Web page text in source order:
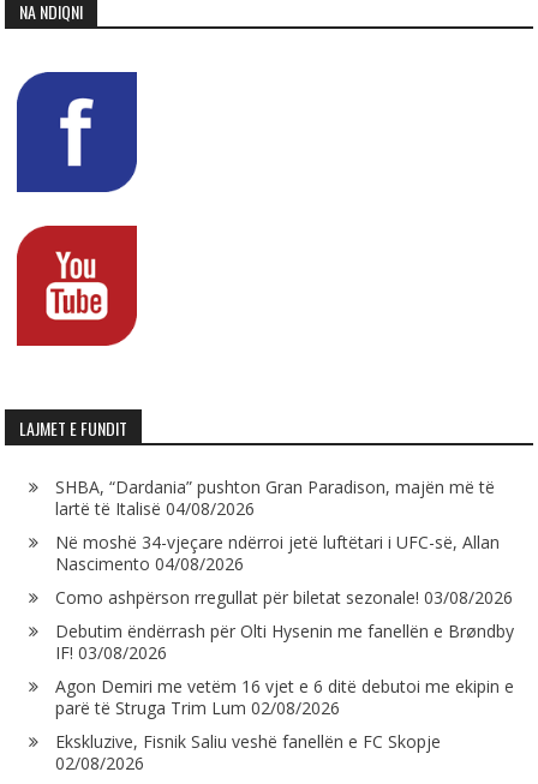
NA NDIQNI
LAJMET E FUNDIT
SHBA, “Dardania” pushton Gran Paradison, majën më të
lartë të Italisë 04/08/2026
Në moshë 34-vjeçare ndërroi jetë luftëtari i UFC-së, Allan
Nascimento 04/08/2026
Como ashpërson rregullat për biletat sezonale! 03/08/2026
Debutim ëndërrash për Olti Hysenin me fanellën e Brøndby
IF! 03/08/2026
Agon Demiri me vetëm 16 vjet e 6 ditë debutoi me ekipin e
parë të Struga Trim Lum 02/08/2026
Ekskluzive, Fisnik Saliu veshë fanellën e FC Skopje
02/08/2026